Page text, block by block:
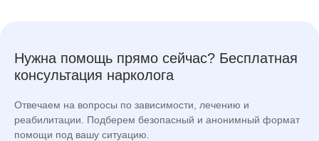
Нужна помощь прямо сейчас? Бесплатная
консультация нарколога
Отвечаем на вопросы по зависимости, лечению и
реабилитации. Подберем безопасный и анонимный формат
помощи под вашу ситуацию.